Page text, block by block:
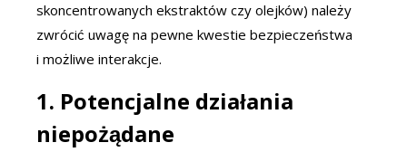
skoncentrowanych ekstraktów czy olejków) należy
zwrócić uwagę na pewne kwestie bezpieczeństwa
i możliwe interakcje.
1. Potencjalne działania
niepożądane